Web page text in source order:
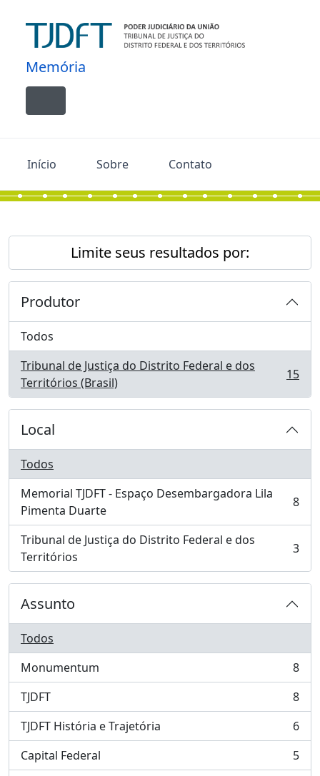
Memória
Toggle navigation
Início Sobre Contato
Limite seus resultados por:
Produtor
Todos
Tribunal de Justiça do Distrito Federal e dos
Territórios (Brasil)
, 15 resultados 15
Local
Todos
Memorial TJDFT - Espaço Desembargadora Lila
Pimenta Duarte
, 8 resultados 8
Tribunal de Justiça do Distrito Federal e dos
Territórios
, 3 resultados 3
Assunto
Todos
Monumentum
, 8 resultados
8
TJDFT
, 8 resultados
8
TJDFT História e Trajetória
, 6 resultados
6
Capital Federal
, 5 resultados
5